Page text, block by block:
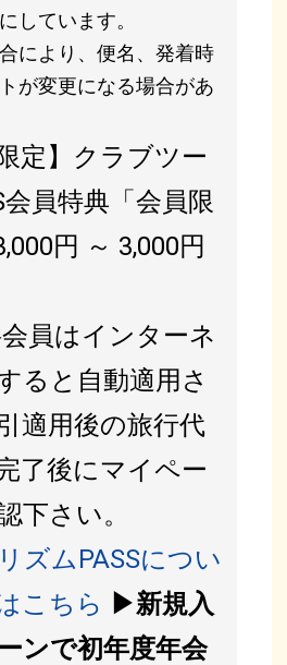
しています。
により、便名、発着時
が変更になる場合があ
定】クラブツー
会員特典「会員限
円 ～ 3,000円
員はインターネ
ると自動適用さ
適用後の旅行代
了後にマイペー
下さい。
ズムPASSについ
こちら ▶新規入
ンで初年度年会